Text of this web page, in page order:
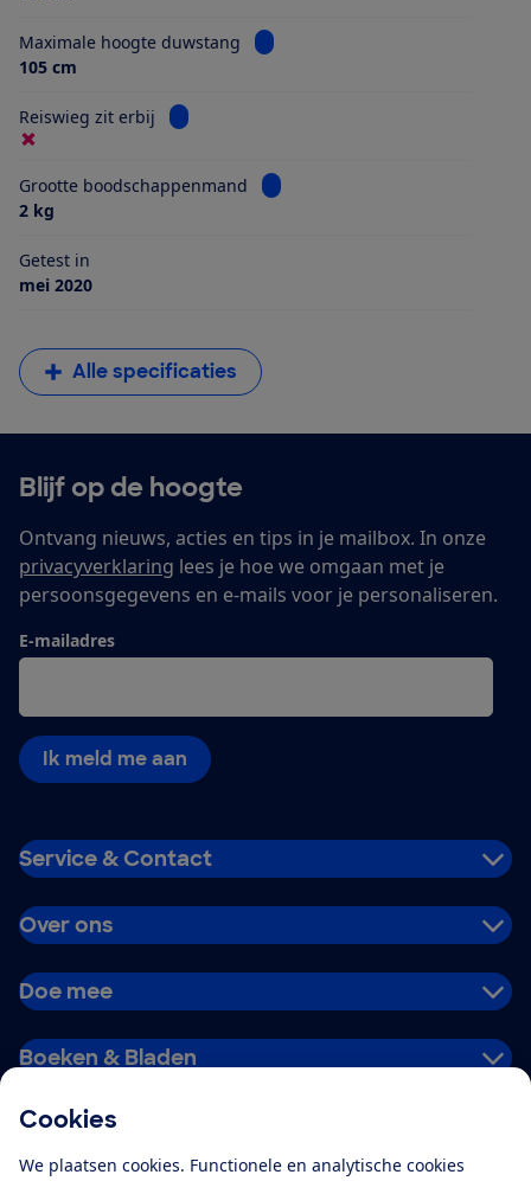
Cookies
We plaatsen cookies. Functionele en analytische cookies
Maximale hoogte duwstang
Bekijk informatie voor Maximale
105 cm
Reiswieg zit erbij Bekijk informatie voor Reiswieg zit erbij
Grootte boodschappenmand
Bekijk informatie voor Grootte
2 kg
Getest in
mei 2020
Alle specificaties
Blijf op de hoogte
Ontvang nieuws, acties en tips in je mailbox. In onze
privacyverklaring lees je hoe we omgaan met je
persoonsgegevens en e-mails voor je personaliseren.
E-mailadres
Ik meld me aan
Service & Contact
Over ons
Doe mee
Boeken & Bladen